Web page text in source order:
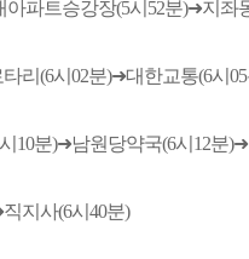
파트승강장(5시52분)➜지좌
리(6시02분)➜대한교통(6시05
10분)➜남원당약국(6시12분
지사(6시40분)